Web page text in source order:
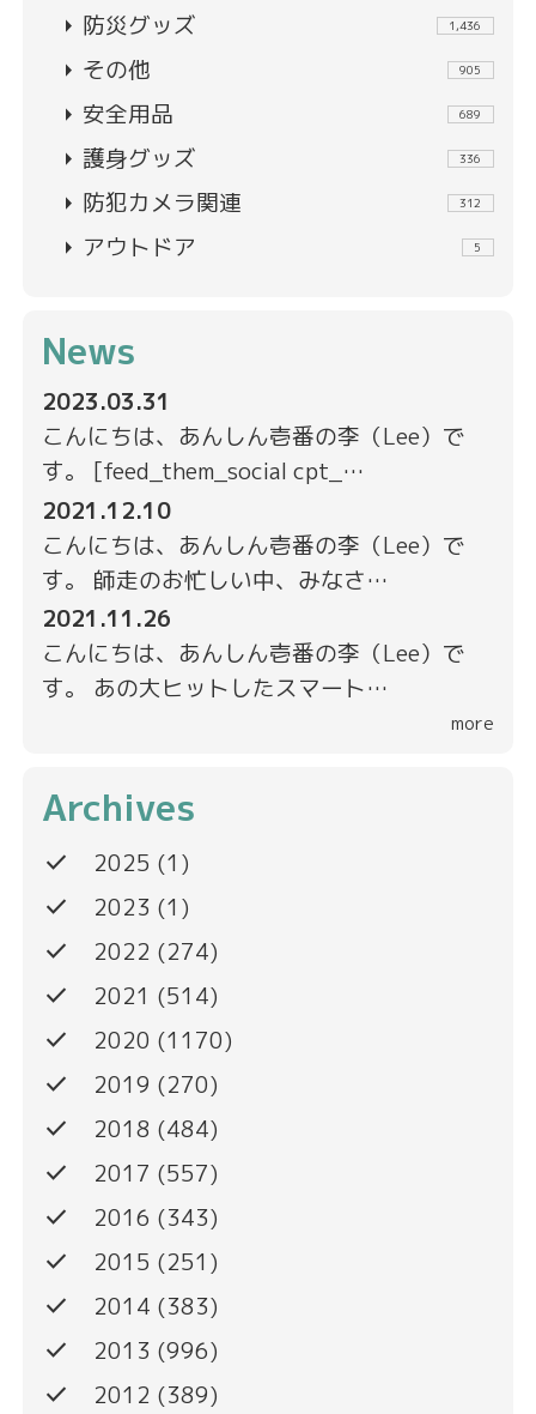
arrow_right 防災グッズ 1,436
arrow_right その他 905
arrow_right 安全用品 689
arrow_right 護身グッズ 336
arrow_right 防犯カメラ関連 312
arrow_right アウトドア 5
News
2023.03.31
こんにちは、あんしん壱番の李（Lee）で
す。 [feed_them_social cpt_…
2021.12.10
こんにちは、あんしん壱番の李（Lee）で
す。 師走のお忙しい中、みなさ…
2021.11.26
こんにちは、あんしん壱番の李（Lee）で
す。 あの大ヒットしたスマート…
more
Archives
done 2025 (1)
done 2023 (1)
done 2022 (274)
done 2021 (514)
done 2020 (1170)
done 2019 (270)
done 2018 (484)
done 2017 (557)
done 2016 (343)
done 2015 (251)
done 2014 (383)
done 2013 (996)
done 2012 (389)